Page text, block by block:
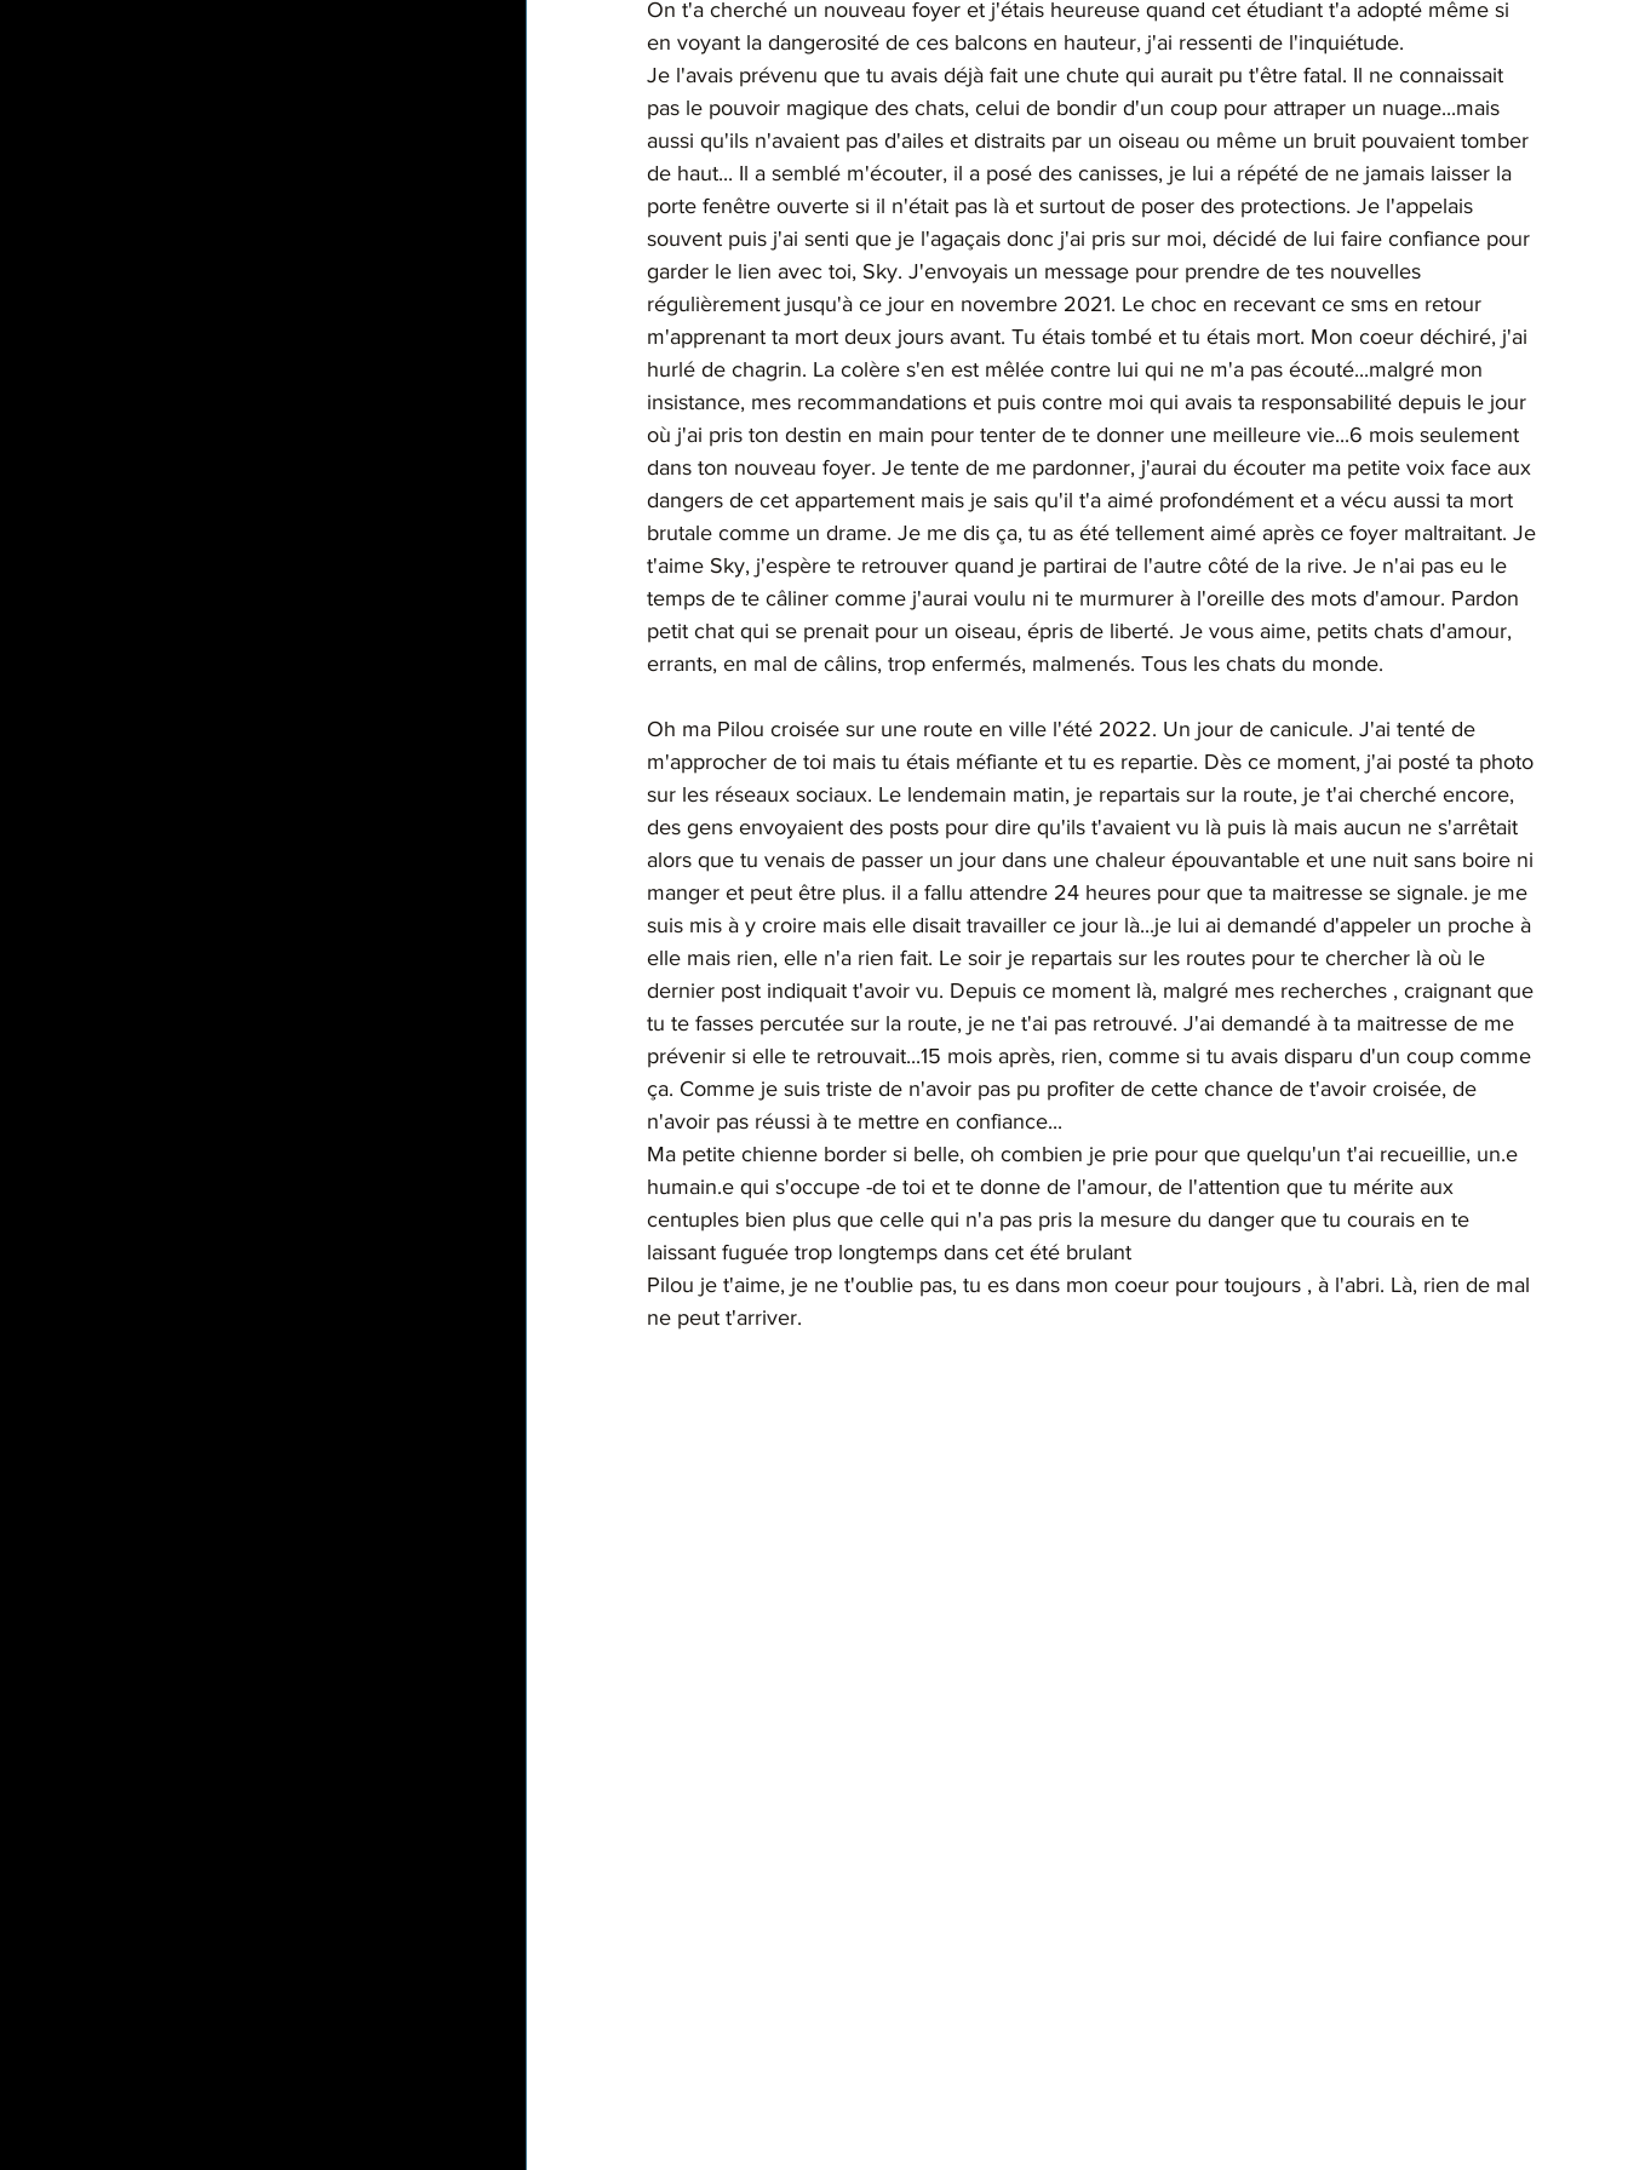
On t'a cherché un nouveau foyer et j'étais heureuse quand cet étudiant t'a adopté même si
en voyant la dangerosité de ces balcons en hauteur, j'ai ressenti de l'inquiétude.
Je l'avais prévenu que tu avais déjà fait une chute qui aurait pu t'être fatal. Il ne connaissait
pas le pouvoir magique des chats, celui de bondir d'un coup pour attraper un nuage...mais
aussi qu'ils n'avaient pas d'ailes et distraits par un oiseau ou même un bruit pouvaient tomber
de haut... Il a semblé m'écouter, il a posé des canisses, je lui a répété de ne jamais laisser la
porte fenêtre ouverte si il n'était pas là et surtout de poser des protections. Je l'appelais
souvent puis j'ai senti que je l'agaçais donc j'ai pris sur moi, décidé de lui faire confiance pour
garder le lien avec toi, Sky. J'envoyais un message pour prendre de tes nouvelles
régulièrement jusqu'à ce jour en novembre 2021. Le choc en recevant ce sms en retour
m'apprenant ta mort deux jours avant. Tu étais tombé et tu étais mort. Mon coeur déchiré, j'ai
hurlé de chagrin. La colère s'en est mêlée contre lui qui ne m'a pas écouté...malgré mon
insistance, mes recommandations et puis contre moi qui avais ta responsabilité depuis le jour
où j'ai pris ton destin en main pour tenter de te donner une meilleure vie...6 mois seulement
dans ton nouveau foyer. Je tente de me pardonner, j'aurai du écouter ma petite voix face aux
dangers de cet appartement mais je sais qu'il t'a aimé profondément et a vécu aussi ta mort
brutale comme un drame. Je me dis ça, tu as été tellement aimé après ce foyer maltraitant. Je
t'aime Sky, j'espère te retrouver quand je partirai de l'autre côté de la rive. Je n'ai pas eu le
temps de te câliner comme j'aurai voulu ni te murmurer à l'oreille des mots d'amour. Pardon
petit chat qui se prenait pour un oiseau, épris de liberté. Je vous aime, petits chats d'amour,
errants, en mal de câlins, trop enfermés, malmenés. Tous les chats du monde.
Oh ma Pilou croisée sur une route en ville l'été 2022. Un jour de canicule. J'ai tenté de
m'approcher de toi mais tu étais méfiante et tu es repartie. Dès ce moment, j'ai posté ta photo
sur les réseaux sociaux. Le lendemain matin, je repartais sur la route, je t'ai cherché encore,
des gens envoyaient des posts pour dire qu'ils t'avaient vu là puis là mais aucun ne s'arrêtait
alors que tu venais de passer un jour dans une chaleur épouvantable et une nuit sans boire ni
manger et peut être plus. il a fallu attendre 24 heures pour que ta maitresse se signale. je me
suis mis à y croire mais elle disait travailler ce jour là...je lui ai demandé d'appeler un proche à
elle mais rien, elle n'a rien fait. Le soir je repartais sur les routes pour te chercher là où le
dernier post indiquait t'avoir vu. Depuis ce moment là, malgré mes recherches , craignant que
tu te fasses percutée sur la route, je ne t'ai pas retrouvé. J'ai demandé à ta maitresse de me
prévenir si elle te retrouvait...15 mois après, rien, comme si tu avais disparu d'un coup comme
ça. Comme je suis triste de n'avoir pas pu profiter de cette chance de t'avoir croisée, de
n'avoir pas réussi à te mettre en confiance...
Ma petite chienne border si belle, oh combien je prie pour que quelqu'un t'ai recueillie, un.e
humain.e qui s'occupe -de toi et te donne de l'amour, de l'attention que tu mérite aux
centuples bien plus que celle qui n'a pas pris la mesure du danger que tu courais en te
laissant fuguée trop longtemps dans cet été brulant
Pilou je t'aime, je ne t'oublie pas, tu es dans mon coeur pour toujours , à l'abri. Là, rien de mal
ne peut t'arriver.